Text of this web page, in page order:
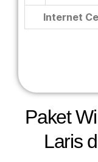
Internet
Paket
Laris